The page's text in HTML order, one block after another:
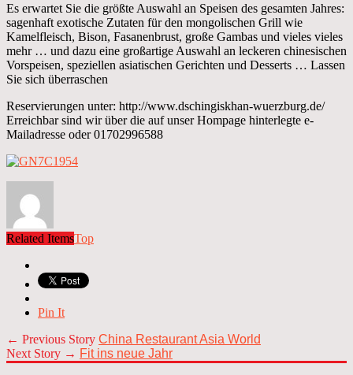
Es erwartet Sie die größte Auswahl an Speisen des gesamten Jahres:
sagenhaft exotische Zutaten für den mongolischen Grill wie
Kamelfleisch, Bison, Fasanenbrust, große Gambas und vieles vieles
mehr … und dazu eine großartige Auswahl an leckeren chinesischen
Vorspeisen, speziellen asiatischen Gerichten und Desserts … Lassen
Sie sich überraschen
Reservierungen unter: http://www.dschingiskhan-wuerzburg.de/
Erreichbar sind wir über die auf unser Hompage hinterlegte e-
Mailadresse oder 01702996588
Related ItemsTop
Pin It
← Previous Story China Restaurant Asia World
Next Story → Fit ins neue Jahr